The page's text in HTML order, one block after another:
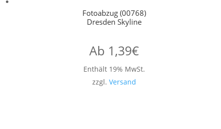
Fotoabzug (00768)
Dresden Skyline
Ab 1,39€
Enthält 19% MwSt.
zzgl. Versand